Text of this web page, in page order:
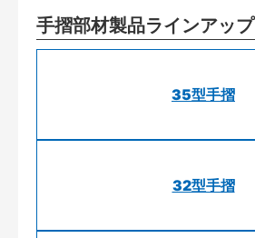
手摺部材製品ラインアップ
35型手摺
32型手摺